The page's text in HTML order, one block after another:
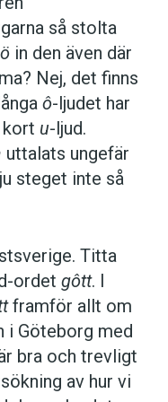
så stolta
in den även där
Nej, det finns
ô-ljudet har
u-ljud.
uttalats ungefär
steget inte så
Titta
ordet gôtt. I
framför allt om
i Göteborg med
bra och trevligt
av hur vi